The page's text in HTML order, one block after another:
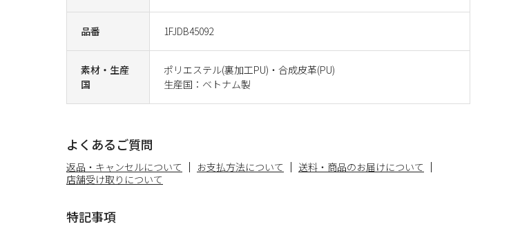
品番 1FJDB45092
素材・生産
国
ポリエステル(裏加工PU)・合成皮革(PU)
生産国：ベトナム製
よくあるご質問
返品・キャンセルについて お支払方法について
送料・商品のお届けについて
店舗受け取りについて
特記事項